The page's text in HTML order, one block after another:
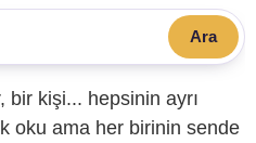
Ara
bir kişi... hepsinin ayrı
oku ama her birinin sende